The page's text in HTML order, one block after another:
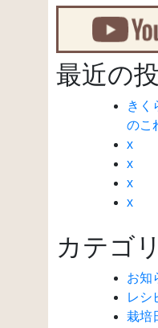
最近の
きく
のこ
x
x
x
x
カテゴ
お知
レシ
栽培